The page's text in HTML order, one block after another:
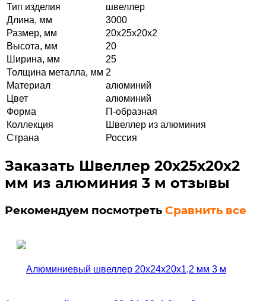
Тип изделия
швеллер
Длина, мм
3000
Размер, мм
20х25х20х2
Высота, мм
20
Ширина, мм
25
Толщина металла, мм 2
Материал
алюминий
Цвет
алюминий
Форма
П-образная
Коллекция
Швеллер из алюминия
Страна
Россия
Заказать Швеллер 20х25х20х2
мм из алюминия 3 м отзывы
Рекомендуем посмотреть Сравнить все